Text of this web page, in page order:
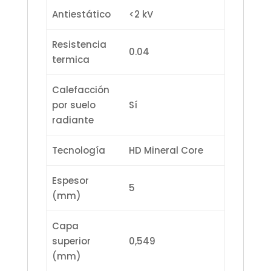
Antiestático <2 kV
Resistencia
termica
0.04
Calefacción
por suelo
radiante
Sí
Tecnología HD Mineral Core
Espesor
(mm)
5
Capa
superior
(mm)
0,549